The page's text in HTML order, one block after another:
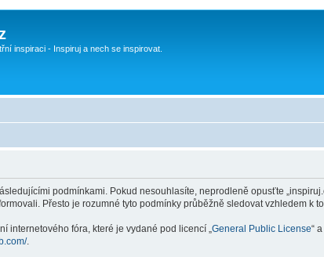
inspiraci - Inspiruj a nech se inspirovat.
podmínkami. Pokud nesouhlasíte, neprodleně opusťte
Přesto je rozumné tyto podmínky průběžně sledovat vzhledem k
internetového fóra, které je vydané pod licencí „General Public License“
.